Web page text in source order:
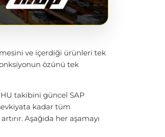
ve içerdiği ürünleri tek
özünü tek
takibini güncel SAP
kadar tüm
Aşağıda her aşamayı